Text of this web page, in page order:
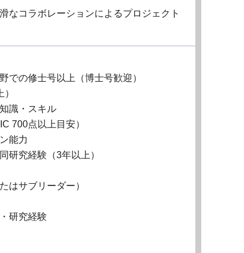
なコラボレーションによるプロジェクト
での修士号以上（博士号歓迎）
識・スキル
700点以上目安）
能力
研究経験（3年以上）
はサブリーダー）
研究経験